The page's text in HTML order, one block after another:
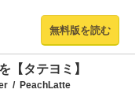
無料版を読む
【タテヨミ】
/ PeachLatte